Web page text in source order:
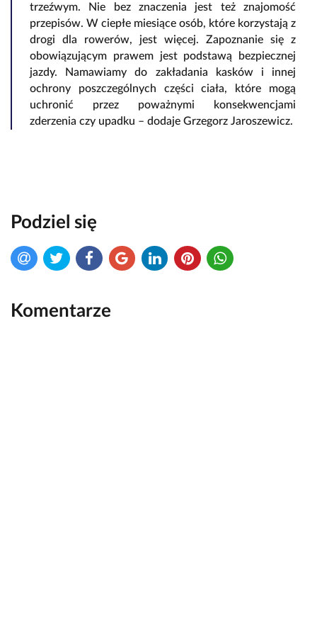
trzeźwym. Nie bez znaczenia jest też znajomość
przepisów. W ciepłe miesiące osób, które korzystają z
drogi dla rowerów, jest więcej. Zapoznanie się z
obowiązującym prawem jest podstawą bezpiecznej
jazdy. Namawiamy do zakładania kasków i innej
ochrony poszczególnych części ciała, które mogą
uchronić przez poważnymi konsekwencjami
zderzenia czy upadku – dodaje Grzegorz Jaroszewicz.
Podziel się
Komentarze